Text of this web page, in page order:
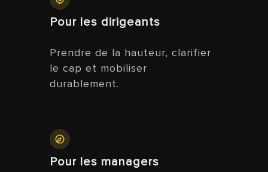
Pour les dirigeants
Prendre de la hauteur, clarifier
le cap et mobiliser
durablement.
Pour les managers